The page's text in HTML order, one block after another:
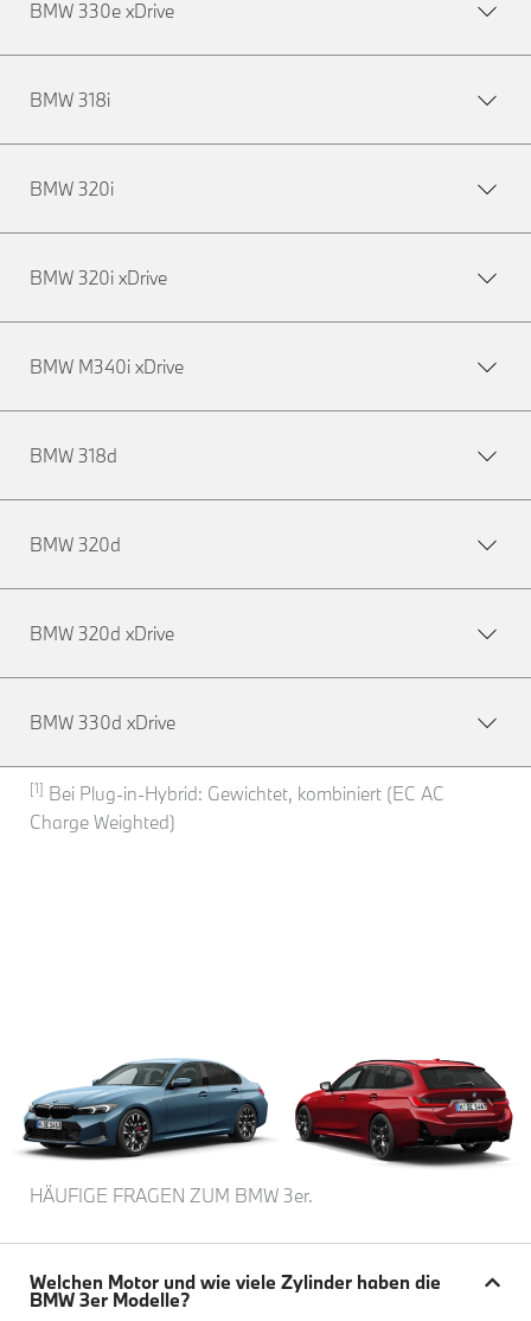
BMW 330e xDrive
BMW 318i
BMW 320i
BMW 320i xDrive
BMW M340i xDrive
BMW 318d
BMW 320d
BMW 320d xDrive
BMW 330d xDrive
[1] Bei Plug-in-Hybrid: Gewichtet, kombiniert (EC AC
Charge Weighted)
HÄUFIGE FRAGEN ZUM BMW 3er.
Welchen Motor und wie viele Zylinder haben die
BMW 3er Modelle?